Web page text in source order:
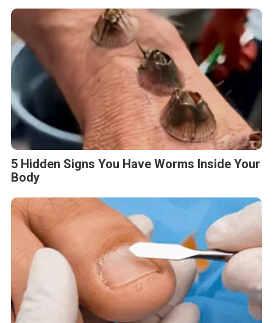
5 Hidden Signs You Have Worms Inside Your
Body